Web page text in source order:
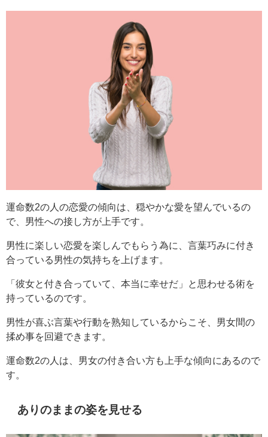
運命数2の人の恋愛の傾向は、穏やかな愛を望んでいるの
で、男性への接し方が上手です。
男性に楽しい恋愛を楽しんでもらう為に、言葉巧みに付き
合っている男性の気持ちを上げます。
「彼女と付き合っていて、本当に幸せだ」と思わせる術を
持っているのです。
男性が喜ぶ言葉や行動を熟知しているからこそ、男女間の
揉め事を回避できます。
運命数2の人は、男女の付き合い方も上手な傾向にあるので
す。
ありのままの姿を見せる